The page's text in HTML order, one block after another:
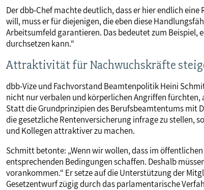
Der dbb-Chef machte deutlich, dass er hier endlich
will, muss er für diejenigen, die eben diese
Arbeitsumfeld garantieren. Das bedeutet zum Beispiel,
durchsetzen kann.“
Attraktivität für Nachwuchskräfte
dbb-Vize und Fachvorstand Beamtenpolitik Heini
nicht nur verbalen und körperlichen Angriffen fürchten,
Statt die Grundprinzipien des Berufsbeamtentums mit
die gesetzliche Rentenversicherung infrage zu stellen,
und Kollegen attraktiver zu machen.
Schmitt betonte: „Wenn wir wollen, dass im
entsprechenden Bedingungen schaffen. Deshalb
vorankommen.“ Er setze auf die Unterstützung der
Gesetzentwurf zügig durch das parlamentarische